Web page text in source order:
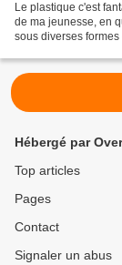
Le plastique c'est
de ma jeunesse, en
sous diverses
Hébergé par
Top articles
Pages
Contact
Signaler un abus